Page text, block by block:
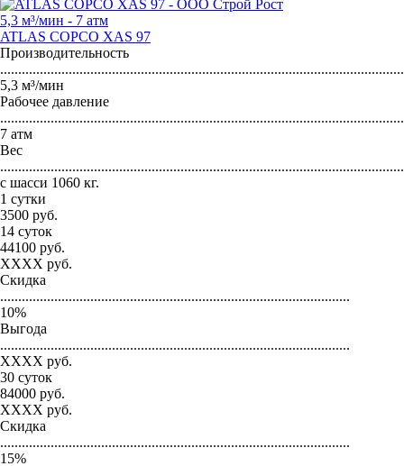
5,3 м³/мин - 7 атм
ATLAS COPCO XAS 97
Производительность
5,3 м³/мин
Рабочее давление
7 атм
Вес
с шасси 1060 кг.
1 сутки
3500 руб.
14 суток
44100 руб.
XXXX руб.
Скидка
.................................................................................................
10%
Выгода
.................................................................................................
XXXX руб.
30 суток
84000 руб.
XXXX руб.
Скидка
.................................................................................................
15%